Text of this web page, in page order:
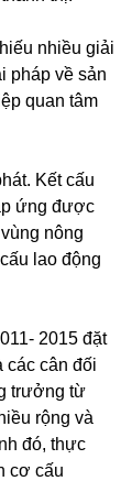
nhiều giải
pháp về sản
quan tâm
Kết cấu
ứng được
nông
lao động
2015 đặt
các cân đối
trưởng từ
rộng và
đó, thực
cơ cấu